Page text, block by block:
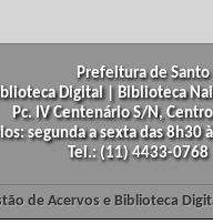
Prefeitura de
Digital | Biblioteca
Pc. IV Centenário S/N,
segunda a sexta das
Tel.: (11) 4433-
de Acervos e Biblioteca